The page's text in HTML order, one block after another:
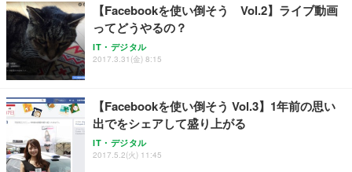
務用 おしゃれ パソコンチェア (ブラック)
Sezlife オフィスチェア デスクチェア 疲れない テレ
ワーク チェア 強化バックレスト 30度ロッキング機
能 人間工学 椅子 腰サポート 90度跳ね上げ式アーム
務用 おしゃれ パソコンチェア (ホワイト)
ANDWINT オフィスチェア デスクチェア 肘なし メ
ッシュ 通気性 ランバーサポート付き 腰サポート ガ
ス圧無段階昇降 360度回転 キャスター付き コンパク
【整備済み品】Dell E2724HS 27インチ 液晶モニタ
ー フルHD（1920×1080）VA 非光沢 HDMI/DisplayP
ort/VGA スピーカー内蔵 高さ調整 スイベル VESA対
【MiniLED/24.5inch/280Hz/FHD】GRAPHT THE S
HOOTER Gaming Monitor 24” Essential ゲーミン
グモニター QD 24.5インチ 1ms FHD 量子ドット 残
Smart Basic(スマートベーシック) 【Amazon.co.jp
限定】 Smart Basic アイリスオーヤマ ペットシーツ
超厚型 お徳用 ワイド 100枚入 (x 1) (ケース販売)
アイリスオーヤマ ペットシーツ 超厚型 お徳用 レギ
ュラー 200枚入【Amazon.co.jp限定】
【Facebookを使い倒そう Vol.2】ライブ動画
ってどうやるの？
IT・デジタル
2017.3.31(金) 8:15
【Facebookを使い倒そう Vol.3】1年前の思い
出でをシェアして盛り上がる
IT・デジタル
2017.5.2(火) 11:45